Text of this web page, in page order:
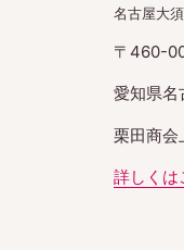
名古屋大
〒460-
愛知県名
栗田商会
詳しくは